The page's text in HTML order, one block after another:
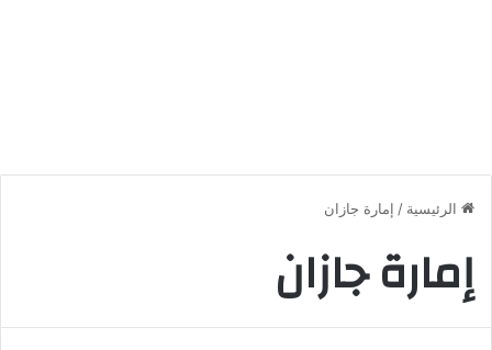
الرئيسية / إمارة جازان
إمارة جازان